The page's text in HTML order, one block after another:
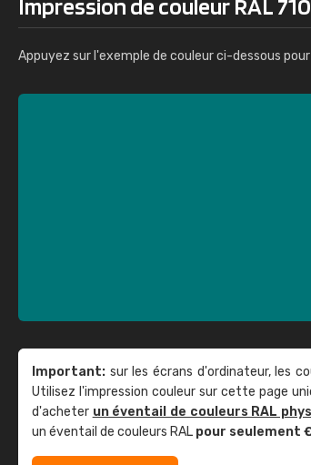
Impression de couleur RAL
Appuyez sur l'exemple de couleur ci-dessous
Important: sur les écrans d'ordinateur, les
Utilisez l'impression couleur sur cette page
d'acheter un éventail de couleurs RAL
un éventail de couleurs RAL pour seulement